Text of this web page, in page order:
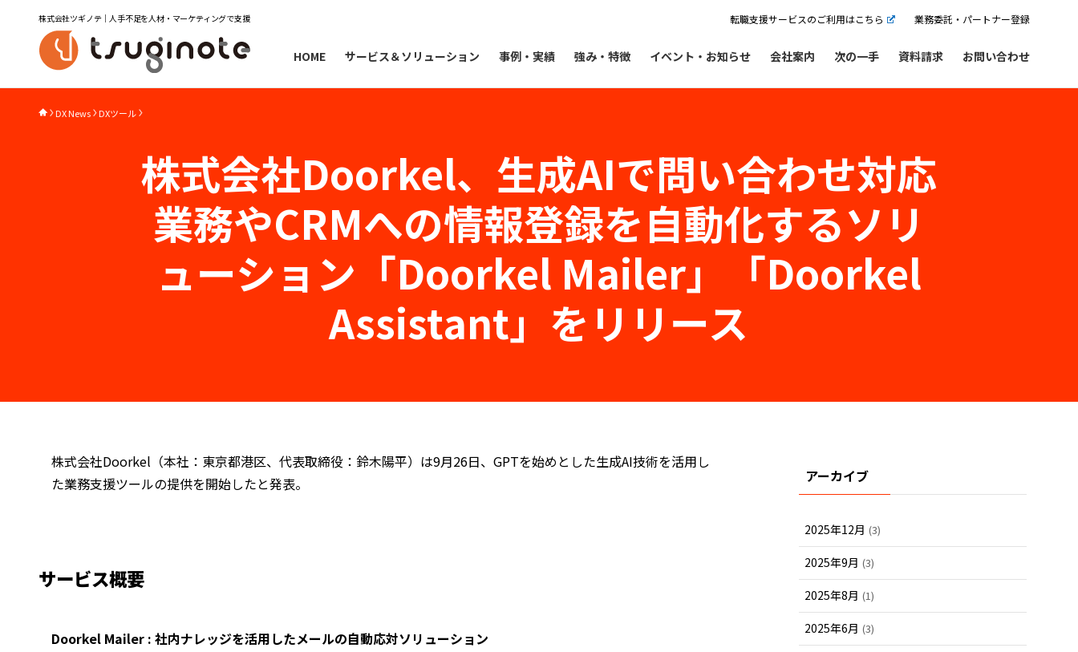
株式会社ツギノテ｜人手不足を人材・マーケティングで支援 転職支援サービスのご利用はこちら 業務委託・パートナー登録
HOME サービス＆ソリューション 事例・実績 強み・特徴 イベント・お知らせ 会社案内 次の一手 資料請求 お問い合わせ
DX News DXツール
株式会社Doorkel、生成AIで問い合わせ対応
業務やCRMへの情報登録を自動化するソリ
ューション「Doorkel Mailer」「Doorkel
Assistant」をリリース
株式会社Doorkel（本社：東京都港区、代表取締役：鈴木陽平）は9月26日、GPTを始めとした生成AI技術を活用し
た業務支援ツールの提供を開始したと発表。
サービス概要
Doorkel Mailer : 社内ナレッジを活用したメールの自動応対ソリューション
アーカイブ
2025年12月 (3)
2025年9月 (3)
2025年8月 (1)
2025年6月 (3)